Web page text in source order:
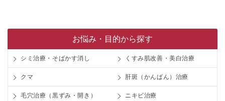
お悩み・目的から探す
シミ治療・そばかす消し くすみ肌改善・美白治療
クマ 肝斑（かんぱん）治療
毛穴治療（黒ずみ・開き） ニキビ治療